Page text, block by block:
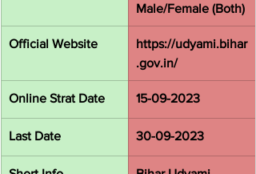
Male/Female (Both)
Official Website
https://udyami.bihar
.gov.in/
Online Strat Date 15-09-2023
Last Date 30-09-2023